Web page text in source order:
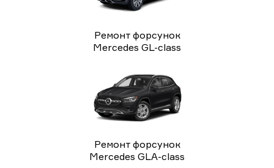
Ремонт форсунок
Mercedes GL-class
Ремонт форсунок
Mercedes GLA-class